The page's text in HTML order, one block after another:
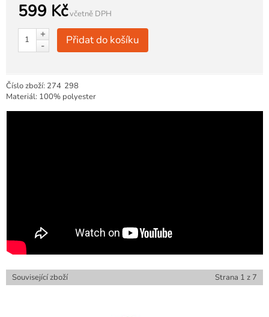
599 Kčvčetně DPH
+
-
Přidat do košíku
Číslo zboží: 274 298
Materiál: 100% polyester
Související zboží Strana 1 z 7